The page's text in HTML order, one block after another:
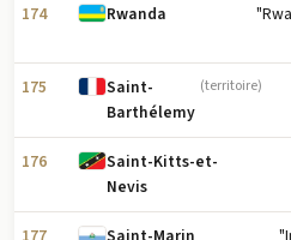
174 Rwanda
175
Saint-
Barthélemy
(territoire)
176
Saint-Kitts-et-
Nevis
177